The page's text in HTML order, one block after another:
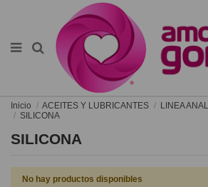
Inicio ACEITES Y LUBRICANTES LINEA ANAL
SILICONA
SILICONA
No hay productos disponibles